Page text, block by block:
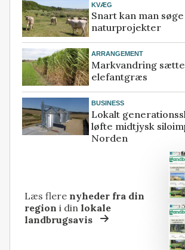
KVÆG
Snart kan man
naturprojekter
ARRANGEMENT
Markvandring
elefantgræs
BUSINESS
Lokalt
løfte midtjysk
Norden
Læs flere nyheder fra din
region i dinlokale
landbrugsavis